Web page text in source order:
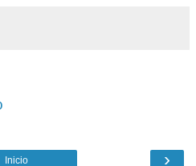
›
Inicio